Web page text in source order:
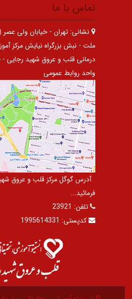
تماس با ما
نشانی: تهران - خیابان ولی
ملت - نبش بزرگراه نیایش مرکز
درمانی قلب و عروق شهید رجایی
واحد روابط عمومی
آدرس گوگل مرکز قلب و عروق
فرمائید...
تلفن: 23921
کدپستی: 1995614331